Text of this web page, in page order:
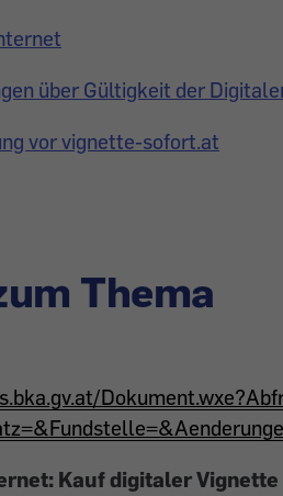
über Gültigkeit der
vor vignette-sofort.at
Thema
Kauf digitaler Vignette